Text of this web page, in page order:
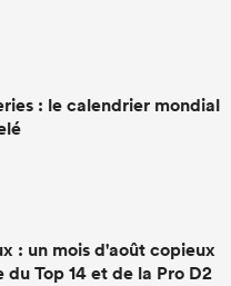
: le calendrier mondial
: un mois d'août copieux
Top 14 et de la Pro D2